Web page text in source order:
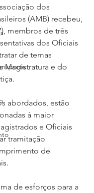
dos
(AMB) recebeu,
membros de três
dos Oficiais
de temas
Magistratura e do
abordados, estão
à maior
e Oficiais
tramitação
de
de esforços para a